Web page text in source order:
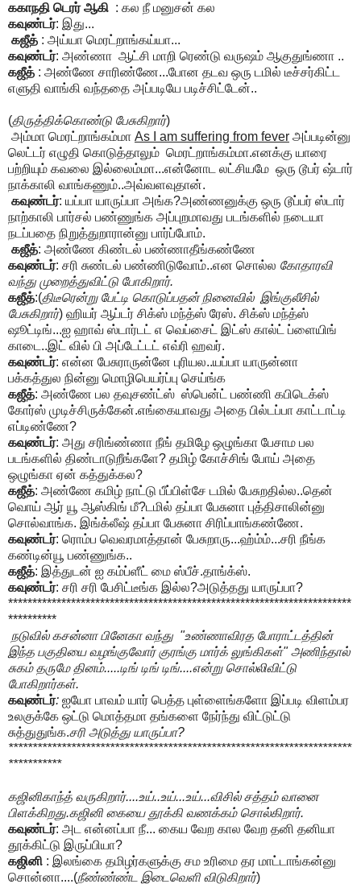
ககாநதி டெரர் ஆகி : கல நீ மனுசன் கல
கவுண்டர்: இது...
கஜீத் : அய்யா மெரட்றாங்கய்யா...
கவுண்டர்: அண்ணா ஆட்சி மாறி ரெண்டு வருஷம் ஆகுதுங்ணா ..
கஜீத் : அண்ணே சாரிண்ணே...போன தடவ ஒரு டமில் டீச்சர்கிட்ட
எளுதி வாங்கி வந்ததை அப்படியே படிச்சிட்டேன்..
(திருத்திக்கொண்டு பேசுகிறார்)
அம்மா மெரட்றாங்கம்மா As I am suffering from fever அப்படின்னு
லெட்டர் எழுதி கொடுத்தாலும் மெரட்றாங்கம்மா.எனக்கு யாரை
பற்றியும் கவலை இல்லைம்மா...என்னோட லட்சியமே ஒரு டூபர் ஷ்டார்
நாக்காலி வாங்கணும்..அவ்வளவுதான்.
கவுண்டர்: யப்பா யாருப்பா அங்க?அண்ணனுக்கு ஒரு டூப்பர் ஸ்டார்
நாற்காலி பார்சல் பண்ணுங்க அப்புறமாவது படங்களில் நடையா
நடப்பதை நிறுத்துறாரான்னு பார்ப்போம்.
கஜீத்: அண்ணே கிண்டல் பண்ணாதீங்கண்ணே
கவுண்டர்: சரி சுண்டல் பண்ணிடுவோம்..என சொல்ல கோதாரவி
வந்து முறைத்துவிட்டு போகிறார்.
கஜீத்:(திடீரென்று பேட்டி கொடுப்பதன் நினைவில் இங்குலீசில்
பேசுகிறார்) ஹியர் ஆப்டர் சிக்ஸ் மந்த்ஸ் ரேஸ். சிக்ஸ் மந்த்ஸ்
ஷூட்டிங்...ஐ ஹாவ் ஸ்டார்டட் எ வெப்சைட் இட்ஸ் கால்ட் ப்ளையிங்
காடை..இட் வில் பி அப்டேட்டட் எவ்ரி ஹவர்.
கவுண்டர்: என்ன பேசுராருன்னே புரியல..யப்பா யாருன்னா
பக்கத்துல நின்னு மொழிபெயர்ப்பு செய்ங்க
கஜீத்: அண்ணே பல தவுசண்ட்ஸ் ஸ்பென்ட் பண்ணி கபிடெக்ஸ்
கோர்ஸ் முடிச்சிருக்கேன்.எங்கையாவது அதை பில்டப்பா காட்டாட்டி
எப்டிண்ணே?
கவுண்டர்: அது சரிங்ண்ணா நீங் தமிழே ஒழுங்கா பேசாம பல
படங்களில் திண்டாடுறீங்களே? தமிழ் கோச்சிங் போய் அதை
ஒழுங்கா ஏன் கத்துக்கல?
கஜீத்: அண்ணே கமிழ் நாட்டு பீப்பிள்சே டமில் பேசுறதில்ல..தென்
வொய் ஆர் யூ ஆஸ்கிங் மீ?டமில் தப்பா பேசுனா புத்திசாலின்னு
சொல்வாங்க. இங்க்லீஷ் தப்பா பேசுனா சிரிப்பாங்கண்ணே.
கவுண்டர்: ரொம்ப வெவரமாத்தான் பேசுறாரு...ஹ்ம்ம்...சரி நீங்க
கண்டின்யூ பண்ணுங்க..
கஜீத்: இத்துடன் ஐ கம்ப்ளீட் மை ஸ்பீச்.தாங்க்ஸ்.
கவுண்டர்: சரி சரி பேசிட்டீங்க இல்ல?அடுத்தது யாருப்பா?
***********************************************************************
**********
நடுவில் கசன்னா பினேகா வந்து "உண்ணாவிரத போராட்டத்தின்
இந்த பகுதியை வழங்குவோர் குரங்கு மார்க் லுங்கிகள்" அணிந்தால்
சுகம் தருமே தினம்.....டிங் டிங் டிங்....என்று சொல்லிவிட்டு
போகிறார்கள்.
கவுண்டர்: ஐயோ பாவம் யார் பெத்த புள்ளைங்களோ இப்படி விளம்பர
உலகுக்கே ஒட்டு மொத்தமா தங்களை நேர்ந்து விட்டுட்டு
சுத்துதுங்க.சரி அடுத்து யாருப்பா?
***********************************************************************
***********
கஜினிகாந்த் வருகிறார்....உய்..உய்...உய்...விசில் சத்தம் வானை
பிளக்கிறது.கஜினி கையை தூக்கி வணக்கம் சொல்கிறார்.
கவுண்டர்: அட என்னப்பா நீ... கைய வேற கால வேற தனி தனியா
தூக்கிட்டு இருப்பியா?
கஜினி : இலங்கை தமிழர்களுக்கு சம உரிமை தர மாட்டாங்கன்னு
சொன்னா....(நீண்ண்ண்ட இடைவெளி விடுகிறார்)